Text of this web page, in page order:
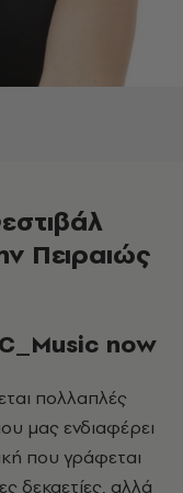
Πειραιώς
now
μας ενδιαφέρει
που γράφεται
δεκαετίες, αλλά